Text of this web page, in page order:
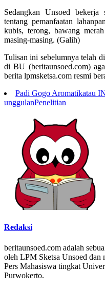
Sedangkan Unsoed
tentang pemanfaatan
kubis, terong, bawang
masing-masing. (Galih)
Tulisan ini sebelumnya telah
di BU (beritaunsoed.com)
berita lpmsketsa.com resmi
Padi Gogo Aromatikatau
unggulanPenelitian
Redaksi
beritaunsoed.com adalah
oleh LPM Sketsa Unsoed dan
Pers Mahasiswa tingkat
Purwokerto.